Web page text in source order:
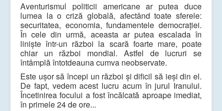
Aventurismul politicii americane ar putea duce
lumea la o criză globală, afectând toate sferele:
securitatea, economia, fundamentele democrației.
În cele din urmă, aceasta ar putea escalada în
liniște într-un război la scară foarte mare, poate
chiar un război mondial. Astfel de lucruri se
întâmplă întotdeauna cumva neobservate.
Este ușor să începi un război și dificil să ieși din el.
De fapt, vedem acest lucru acum în jurul Iranului.
Încetinirea focului a fost încălcată aproape imediat,
în primele 24 de ore...